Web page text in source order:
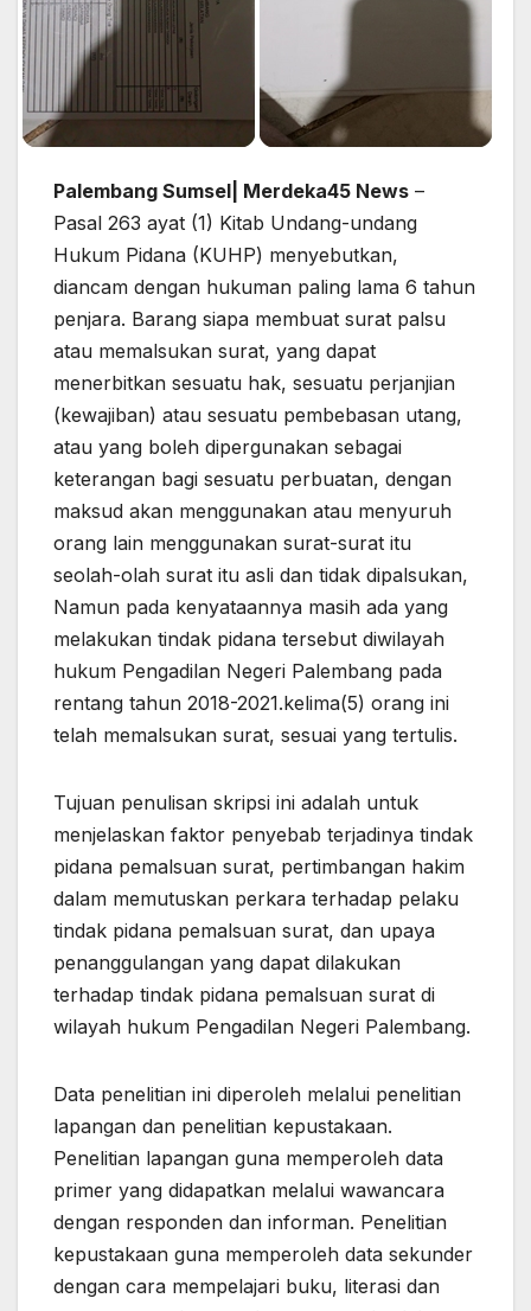
Palembang Sumsel| Merdeka45 News –
Pasal 263 ayat (1) Kitab Undang-undang
Hukum Pidana (KUHP) menyebutkan,
diancam dengan hukuman paling lama 6 tahun
penjara. Barang siapa membuat surat palsu
atau memalsukan surat, yang dapat
menerbitkan sesuatu hak, sesuatu perjanjian
(kewajiban) atau sesuatu pembebasan utang,
atau yang boleh dipergunakan sebagai
keterangan bagi sesuatu perbuatan, dengan
maksud akan menggunakan atau menyuruh
orang lain menggunakan surat-surat itu
seolah-olah surat itu asli dan tidak dipalsukan,
Namun pada kenyataannya masih ada yang
melakukan tindak pidana tersebut diwilayah
hukum Pengadilan Negeri Palembang pada
rentang tahun 2018-2021.kelima(5) orang ini
telah memalsukan surat, sesuai yang tertulis.
Tujuan penulisan skripsi ini adalah untuk
menjelaskan faktor penyebab terjadinya tindak
pidana pemalsuan surat, pertimbangan hakim
dalam memutuskan perkara terhadap pelaku
tindak pidana pemalsuan surat, dan upaya
penanggulangan yang dapat dilakukan
terhadap tindak pidana pemalsuan surat di
wilayah hukum Pengadilan Negeri Palembang.
Data penelitian ini diperoleh melalui penelitian
lapangan dan penelitian kepustakaan.
Penelitian lapangan guna memperoleh data
primer yang didapatkan melalui wawancara
dengan responden dan informan. Penelitian
kepustakaan guna memperoleh data sekunder
dengan cara mempelajari buku, literasi dan